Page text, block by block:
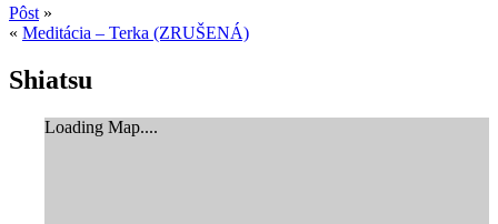
Pôst »
« Meditácia – Terka (ZRUŠENÁ)
Shiatsu
Loading Map....